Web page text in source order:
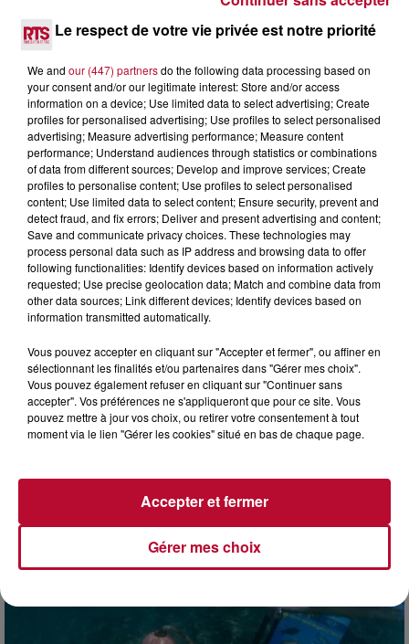
NÎMES : « LE RÊVE DU GLADIATEUR » INVESTIT
LES ARÈNES CES 3...
Après un franc succès l'été dernier, le spectacle « Le Rêve
du gladiateur » revient illuminer l'amphithéâtre romain les 6,
7 et 8 août. Une fresque nocturne...
4 août 2026
FÊTE DE LA POLYNÉSIE À VILLEVEYRAC
Le respect de votre vie privée est notre priorité
We and our (447) partnersdo the following data processing based on
your consent and/or our legitimate interest: Store and/or access
information on a device; Use limited data to select advertising; Create
profiles for personalised advertising; Use profiles to select personalised
advertising; Measure advertising performance; Measure content
performance; Understand audiences through statistics or combinations
of data from different sources; Develop and improve services; Create
profiles to personalise content; Use profiles to select personalised
content; Use limited data to select content; Ensure security, prevent and
detect fraud, and fix errors; Deliver and present advertising and content;
Save and communicate privacy choices. These technologies may
process personal data such as IP address and browsing data to offer
following functionalities: Identify devices based on information actively
requested; Use precise geolocation data; Match and combine data from
other data sources; Link different devices; Identify devices based on
information transmitted automatically.
Vous pouvez accepter en cliquant sur "Accepter et fermer", ou affiner en
sélectionnant les finalités et/ou partenaires dans "Gérer mes choix".
Vous pouvez également refuser en cliquant sur "Continuer sans
accepter". Vos préférences ne s'appliqueront que pour ce site. Vous
pouvez mettre à jour vos choix, ou retirer votre consentement à tout
moment via le lien "Gérer les cookies" situé en bas de chaque page.
Gérer mes choix
Accepter et fermer